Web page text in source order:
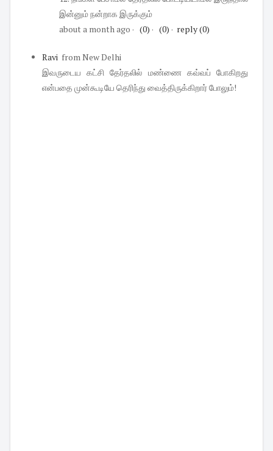
இன்னும் நன்றாக இருக்கும்
about a month ago · (0) · (0) · reply(0)
Ravi from New Delhi
இவருடைய கட்சி தேர்தலில் மண்ணை கவ்வப் போகிறது
என்பதை முன்கூடியே தெரிந்து வைத்திருக்கிறார் போலும்!